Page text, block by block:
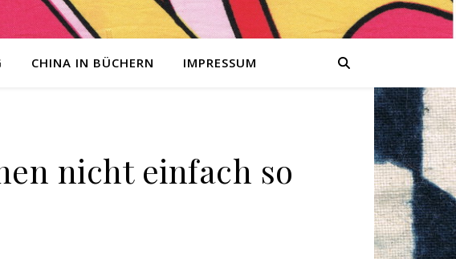
CHINA IN BÜCHERN IMPRESSUM
nicht einfach so